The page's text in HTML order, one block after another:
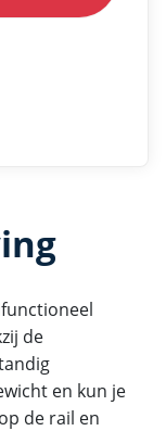
de
en kun je
de rail en